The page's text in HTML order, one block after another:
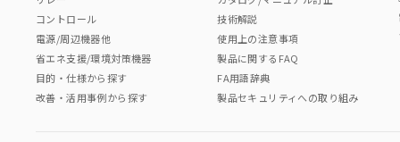
コントロール
電源/周辺機器他
省エネ支援/環境対策機器
目的・仕様から探す
改善・活用事例から探す
技術解説
使用上の注意事項
製品に関するFAQ
FA用語辞典
製品セキュリティへの取り組み